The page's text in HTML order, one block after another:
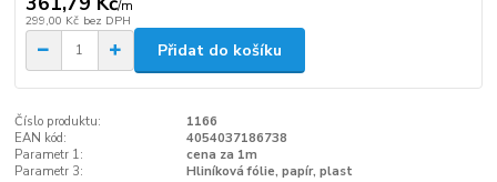
/m
299,00 Kč bez DPH
Přidat do košíku
Číslo produktu:
1166
EAN kód:
4054037186738
Parametr 1:
cena za 1m
Parametr 3:
Hliníková fólie, papír, plast